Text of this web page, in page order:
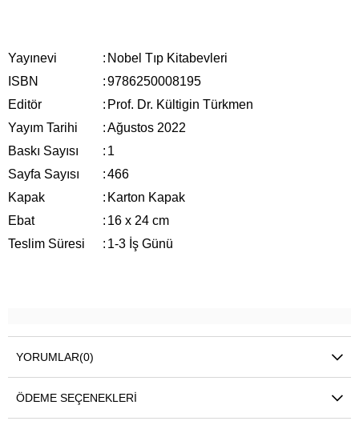
Yayınevi : Nobel Tıp Kitabevleri
ISBN
:9786250008195
Editör
: Prof. Dr. Kültigin Türkmen
Yayım Tarihi
:Ağustos 2022
Baskı Sayısı
: 1
Sayfa Sayısı
:466
Kapak
: Karton Kapak
Ebat
: 16 x 24 cm
Teslim Süresi
: 1-3 İş Günü
YORUMLAR(0)
ÖDEME SEÇENEKLERI